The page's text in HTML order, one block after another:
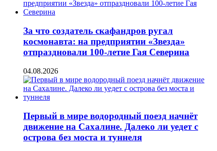
За что создатель скафандров ругал
космонавта: на предприятии «Звезда»
отпраздновали 100-летие Гая Северина
04.08.2026
Первый в мире водородный поезд начнёт
движение на Сахалине. Далеко ли уедет с
острова без моста и туннеля